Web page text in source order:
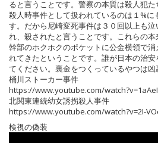
ると言うことです。警察の本質は殺人犯
殺人時事件として扱われているのは１%に
す。だから尼崎変死事件は３０回以上も
れ、殺されたと言うことです。これらの
幹部のホクホクのポケットに公金横領で
れてきたということです。誰が日本の治
てください。裏金をつくっているやつは凶
桶川ストーカー事件
https://www.youtube.com/
北関東連続幼女誘拐殺人事件
https://www.youtube.com/watch?v=2I-
検視の偽装